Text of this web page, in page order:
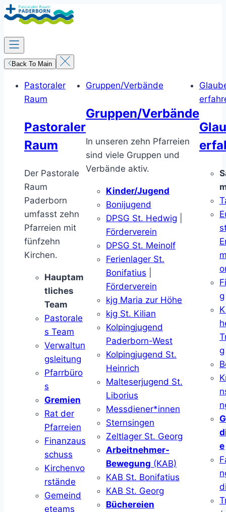
Zum
Inhalt
springen
Back To Main
Pastoraler
Raum
Pastoraler
Raum
Der Pastorale
Raum
Paderborn
umfasst zehn
Pfarreien mit
fünfzehn
Kirchen.
Hauptam
tliches
Team
Pastorale
s Team
Verwaltun
gsleitung
Pfarrbüro
s
Gremien
Rat der
Pfarreien
Finanzaus
schuss
Kirchenvo
rstände
Gemeind
eteams
Gruppen/Verbände
Gruppen/Verbände
In unseren zehn Pfarreien
sind viele Gruppen und
Verbände aktiv.
Kinder/Jugend
Bonijugend
DPSG St. Hedwig
Förderverein
DPSG St. Meinolf
Ferienlager St.
Bonifatius
Förderverein
kjg Maria zur Höhe
kjg St. Kilian
Kolpingjugend
Paderborn-West
Kolpingjugend St.
Heinrich
Malteserjugend St.
Liborius
Messdiener*innen
Sternsingen
Zeltlager St. Georg
Arbeitnehmer-
Bewegung (KAB)
KAB St. Bonifatius
KAB St. Georg
Büchereien
g
g
e